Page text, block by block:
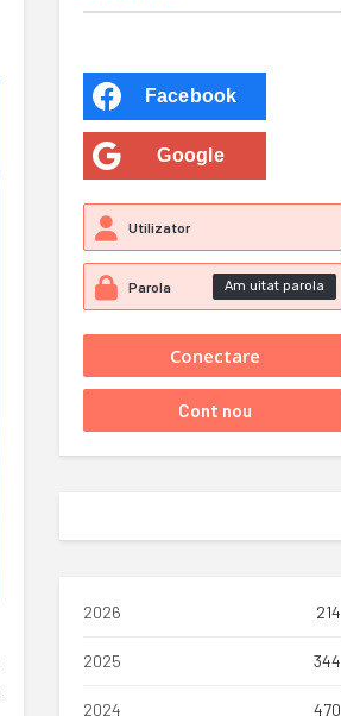
Facebook
Google
Am uitat parola
2026 214
2025 344
2024 470